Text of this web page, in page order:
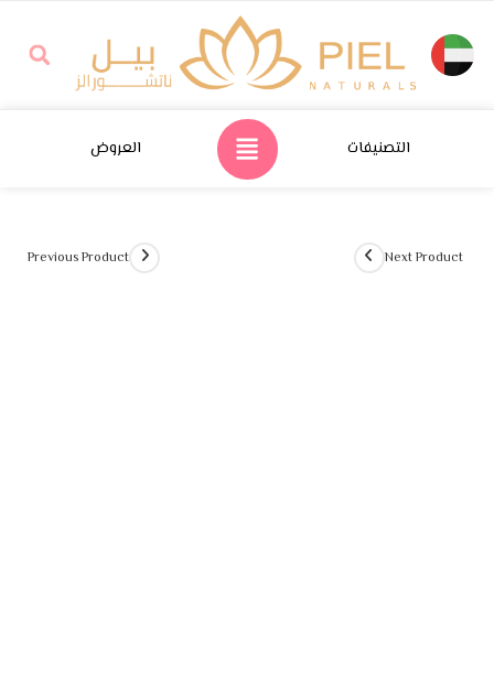
التصنيفات العروض
Previous Product Next Product